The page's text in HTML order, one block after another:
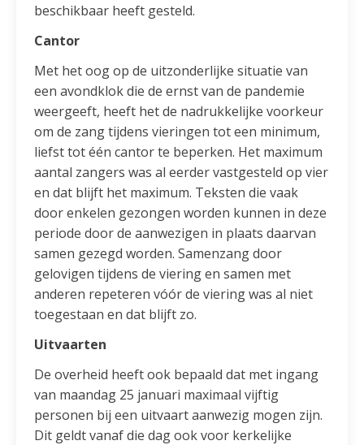
beschikbaar heeft gesteld.
Cantor
Met het oog op de uitzonderlijke situatie van
een avondklok die de ernst van de pandemie
weergeeft, heeft het de nadrukkelijke voorkeur
om de zang tijdens vieringen tot een minimum,
liefst tot één cantor te beperken. Het maximum
aantal zangers was al eerder vastgesteld op vier
en dat blijft het maximum. Teksten die vaak
door enkelen gezongen worden kunnen in deze
periode door de aanwezigen in plaats daarvan
samen gezegd worden. Samenzang door
gelovigen tijdens de viering en samen met
anderen repeteren vóór de viering was al niet
toegestaan en dat blijft zo.
Uitvaarten
De overheid heeft ook bepaald dat met ingang
van maandag 25 januari maximaal vijftig
personen bij een uitvaart aanwezig mogen zijn.
Dit geldt vanaf die dag ook voor kerkelijke